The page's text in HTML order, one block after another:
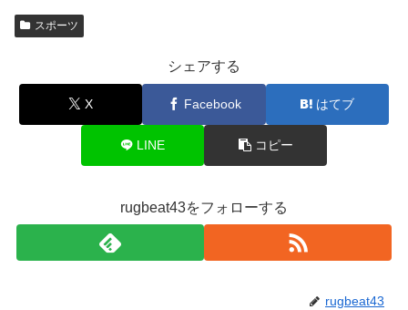
スポーツ
シェアする
X Facebook はてブ
LINE コピー
rugbeat43をフォローする
rugbeat43